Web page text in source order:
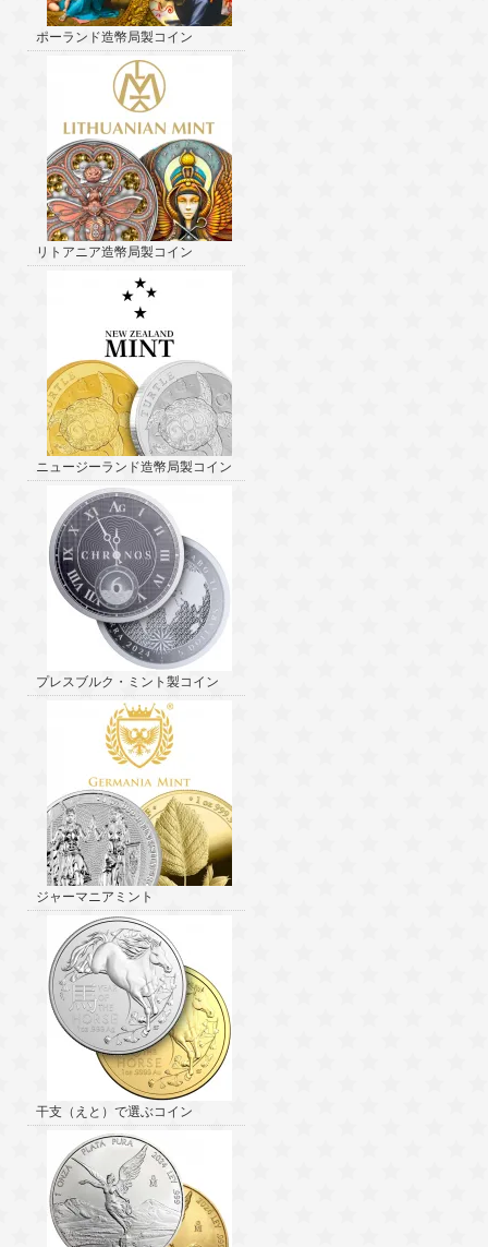
ポーランド造幣局製コイン
リトアニア造幣局製コイン
ニュージーランド造幣局製コイン
プレスブルク・ミント製コイン
ジャーマニアミント
干支（えと）で選ぶコイン